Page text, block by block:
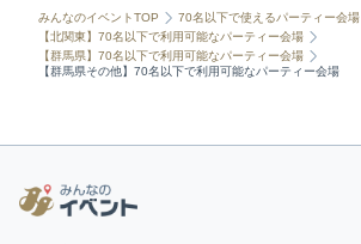
みんなのイベントTOP
70名以下で使えるパーティー会場
【北関東】70名以下で利用可能なパーティー会場
【群馬県】70名以下で利用可能なパーティー会場
【群馬県その他】70名以下で利用可能なパーティー会場